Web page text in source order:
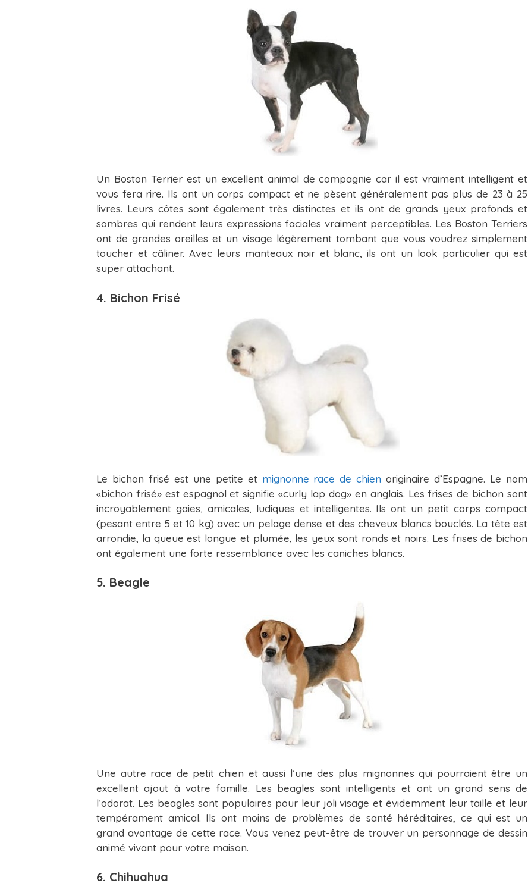
Un Boston Terrier est un excellent animal de compagnie car il est vraiment intelligent et
vous fera rire. Ils ont un corps compact et ne pèsent généralement pas plus de 23 à 25
livres. Leurs côtes sont également très distinctes et ils ont de grands yeux profonds et
sombres qui rendent leurs expressions faciales vraiment perceptibles. Les Boston Terriers
ont de grandes oreilles et un visage légèrement tombant que vous voudrez simplement
toucher et câliner. Avec leurs manteaux noir et blanc, ils ont un look particulier qui est
super attachant.
4. Bichon Frisé
Le bichon frisé est une petite et mignonne race de chien originaire d’Espagne. Le nom
«bichon frisé» est espagnol et signifie «curly lap dog» en anglais. Les frises de bichon sont
incroyablement gaies, amicales, ludiques et intelligentes. Ils ont un petit corps compact
(pesant entre 5 et 10 kg) avec un pelage dense et des cheveux blancs bouclés. La tête est
arrondie, la queue est longue et plumée, les yeux sont ronds et noirs. Les frises de bichon
ont également une forte ressemblance avec les caniches blancs.
5. Beagle
Une autre race de petit chien et aussi l’une des plus mignonnes qui pourraient être un
excellent ajout à votre famille. Les beagles sont intelligents et ont un grand sens de
l’odorat. Les beagles sont populaires pour leur joli visage et évidemment leur taille et leur
tempérament amical. Ils ont moins de problèmes de santé héréditaires, ce qui est un
grand avantage de cette race. Vous venez peut-être de trouver un personnage de dessin
animé vivant pour votre maison.
6. Chihuahua